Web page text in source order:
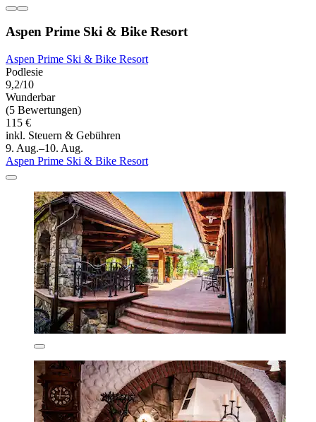
Aspen Prime Ski & Bike Resort
Aspen Prime Ski & Bike Resort
Podlesie
9,2/10
Wunderbar
(5 Bewertungen)
115 €
inkl. Steuern & Gebühren
9. Aug.–10. Aug.
Aspen Prime Ski & Bike Resort